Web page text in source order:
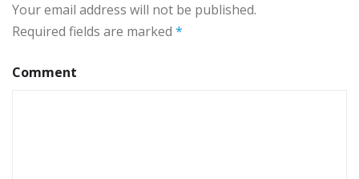
Your email address will not be published.
Required fields are marked *
Comment